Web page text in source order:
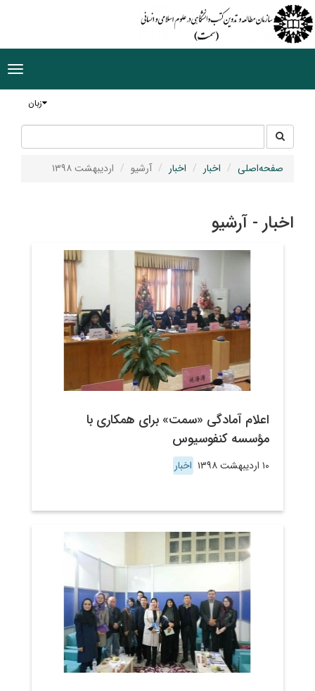
زبان
جستجو
در
سایت
صفحه‌اصلی اخبار اخبار آرشیو اردیبهشت ۱۳۹۸
اخبار - آرشیو
اعلام آمادگی «سمت» برای همکاری با
مؤسسه کنفوسیوس
۱۰ اردیبهشت ۱۳۹۸ اخبار